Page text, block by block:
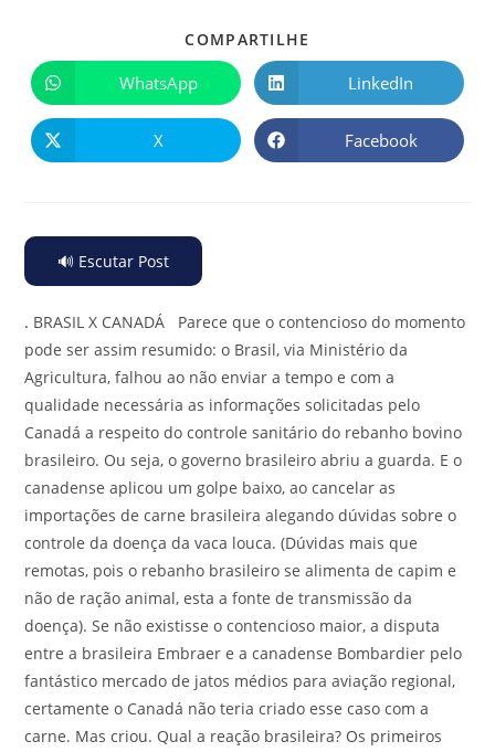
COMPARTILHE
WhatsApp LinkedIn
X Facebook
🔊 Escutar Post
. BRASIL X CANADÁ Parece que o contencioso do momento
pode ser assim resumido: o Brasil, via Ministério da
Agricultura, falhou ao não enviar a tempo e com a
qualidade necessária as informações solicitadas pelo
Canadá a respeito do controle sanitário do rebanho bovino
brasileiro. Ou seja, o governo brasileiro abriu a guarda. E o
canadense aplicou um golpe baixo, ao cancelar as
importações de carne brasileira alegando dúvidas sobre o
controle da doença da vaca louca. (Dúvidas mais que
remotas, pois o rebanho brasileiro se alimenta de capim e
não de ração animal, esta a fonte de transmissão da
doença). Se não existisse o contencioso maior, a disputa
entre a brasileira Embraer e a canadense Bombardier pelo
fantástico mercado de jatos médios para aviação regional,
certamente o Canadá não teria criado esse caso com a
carne. Mas criou. Qual a reação brasileira? Os primeiros